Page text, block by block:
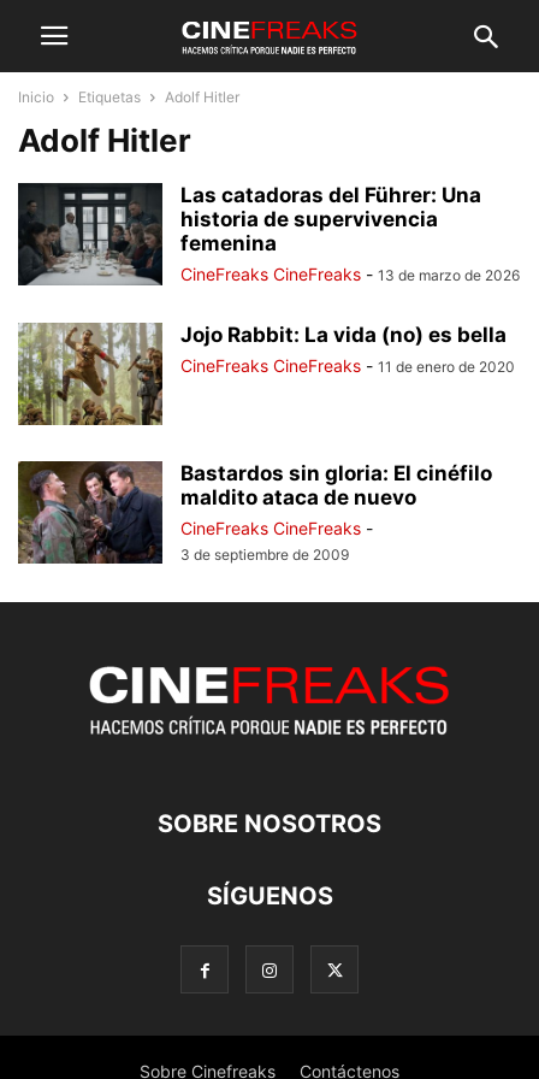
Inicio Etiquetas Adolf Hitler
Adolf Hitler
Las catadoras del Führer: Una
historia de supervivencia
femenina
CineFreaks CineFreaks - 13 de marzo de 2026
Jojo Rabbit: La vida (no) es bella
CineFreaks CineFreaks - 11 de enero de 2020
Bastardos sin gloria: El cinéfilo
maldito ataca de nuevo
CineFreaks CineFreaks -
3 de septiembre de 2009
SOBRE NOSOTROS
SÍGUENOS
Sobre Cinefreaks Contáctenos